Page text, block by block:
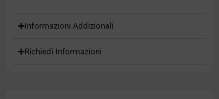
Informazioni Addizionali
Richiedi Informazioni